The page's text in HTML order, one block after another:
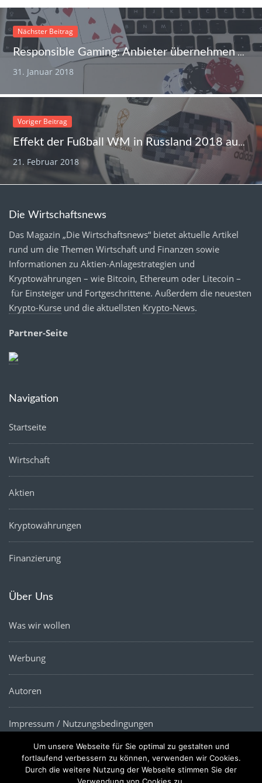
Nächster Beitrag
Responsible Gaming: Anbieter übernehmen Verantwortung
31. Januar 2018
Voriger Beitrag
Effekt der Fußball WM in Russland 2018 auf die Wirtschaft
21. Februar 2018
Die Wirtschaftsnews
Das Magazin „Die Wirtschaftsnews“ bietet aktuelle Artikel
rund um die Themen Wirtschaft und Finanzen sowie
Informationen zu Aktien-Anlagestrategien und
Kryptowährungen – wie Bitcoin, Ethereum oder Litecoin –
für Einsteiger und Fortgeschrittene. Außerdem die neuesten
Krypto-Kurse und die aktuellsten Krypto-News.
Partner-Seite
Navigation
Startseite
Wirtschaft
Aktien
Kryptowährungen
Finanzierung
Über Uns
Was wir wollen
Werbung
Autoren
Impressum / Nutzungsbedingungen
Datenschutz
Um unsere Webseite für Sie optimal zu gestalten und
fortlaufend verbessern zu können, verwenden wir Cookies.
Durch die weitere Nutzung der Webseite stimmen Sie der